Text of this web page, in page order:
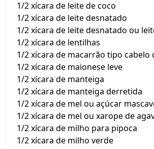
1/2 xícara de leite de coco
1/2 xícara de leite desnatado
1/2 xícara de leite desnatado ou
1/2 xícara de lentilhas
1/2 xícara de macarrão tipo cabelo
1/2 xícara de maionese leve
1/2 xícara de manteiga
1/2 xícara de manteiga derretida
1/2 xícara de mel ou açúcar
1/2 xícara de mel ou xarope de
1/2 xícara de milho para pipoca
1/2 xícara de milho verde